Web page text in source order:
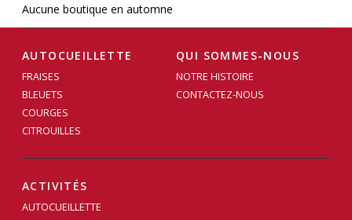
Aucune boutique en automne
AUTOCUEILLETTE
FRAISES
BLEUETS
COURGES
CITROUILLES
QUI SOMMES-NOUS
NOTRE HISTOIRE
CONTACTEZ-NOUS
ACTIVITÉS
AUTOCUEILLETTE